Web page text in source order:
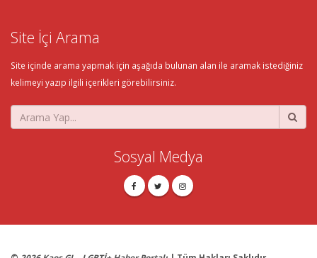
Site İçi Arama
Site içinde arama yapmak için aşağıda bulunan alan ile aramak istediğiniz
kelimeyi yazıp ilgili içerikleri görebilirsiniz.
Sosyal Medya